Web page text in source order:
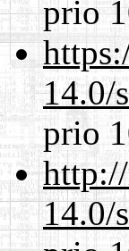
prio
14.0/
prio
14.0/